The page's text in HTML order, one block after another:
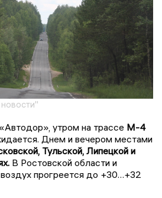
утром на трассе М-4
Днем и вечером местами
Тульской, Липецкой и
В Ростовской области и
прогреется до +30…+32